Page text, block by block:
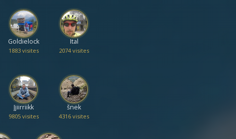
Goldielock
1883 visites
Ital
2074 visites
Jjiirriikk
9805 visites
šnek
4316 visites